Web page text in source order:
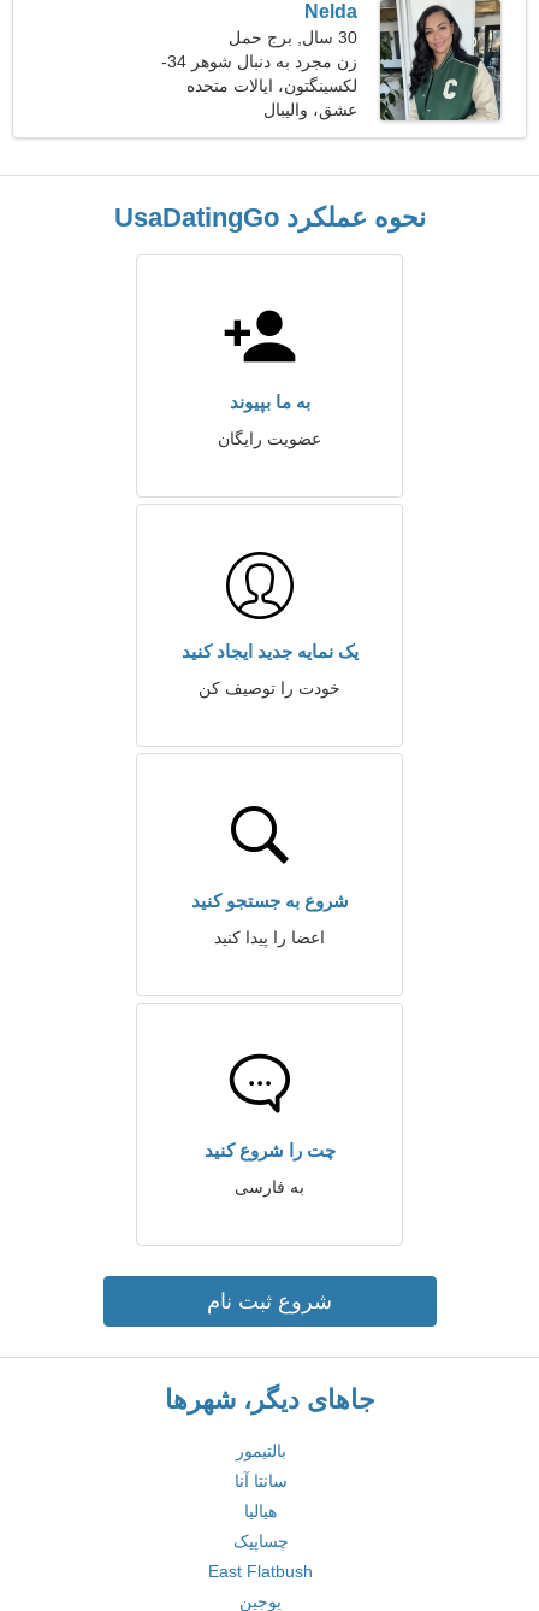
Nelda
30 سال, برج حمل
زن مجرد به دنبال شوهر 34-
37
لکسینگتون، ایالات متحده
آمریکا
عشق، والیبال
نحوه عملکرد UsaDatingGo
به ما بپیوند
عضویت رایگان
یک نمایه جدید ایجاد کنید
خودت را توصیف کن
شروع به جستجو کنید
اعضا را پیدا کنید
چت را شروع کنید
به فارسی
شروع ثبت نام
جاهای دیگر، شهرها
بالتیمور
سانتا آنا
هیالیا
چساپیک
East Flatbush
یوجین